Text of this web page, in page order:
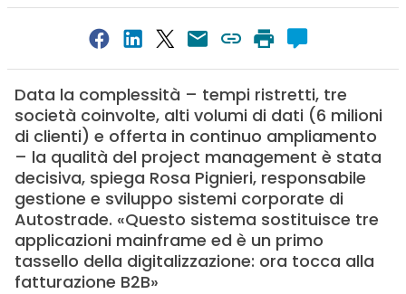
Data la complessità – tempi ristretti, tre
società coinvolte, alti volumi di dati (6 milioni
di clienti) e offerta in continuo ampliamento
– la qualità del project management è stata
decisiva, spiega Rosa Pignieri, responsabile
gestione e sviluppo sistemi corporate di
Autostrade. «Questo sistema sostituisce tre
applicazioni mainframe ed è un primo
tassello della digitalizzazione: ora tocca alla
fatturazione B2B»